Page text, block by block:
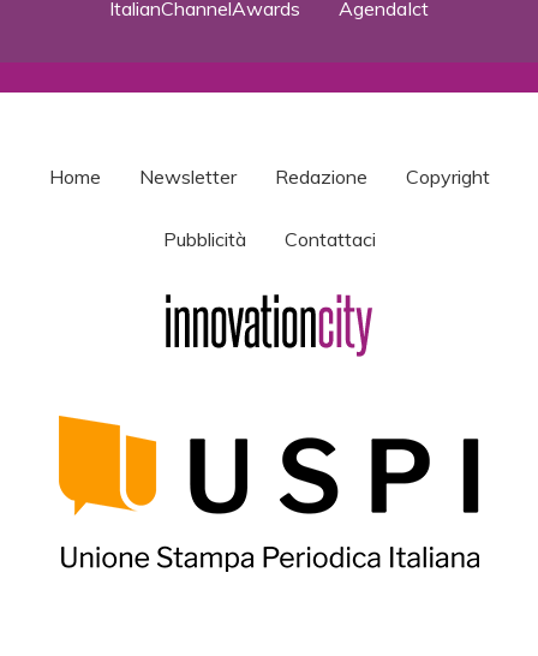
ItalianChannelAwards
AgendaIct
Home Newsletter Redazione Copyright
Pubblicità Contattaci